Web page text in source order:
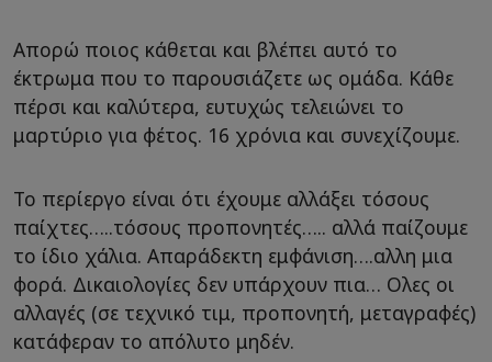
Απορώ ποιος κάθεται και βλέπει αυτό το
έκτρωμα που το παρουσιάζετε ως ομάδα. Κάθε
πέρσι και καλύτερα, ευτυχώς τελειώνει το
μαρτύριο για φέτος. 16 χρόνια και συνεχίζουμε.
Το περίεργο είναι ότι έχουμε αλλάξει τόσους
παίχτες…..τόσους προπονητές….. αλλά παίζουμε
το ίδιο χάλια. Απαράδεκτη εμφάνιση….αλλη μια
φορά. Δικαιολογίες δεν υπάρχουν πια… Ολες οι
αλλαγές (σε τεχνικό τιμ, προπονητή, μεταγραφές)
κατάφεραν το απόλυτο μηδέν.